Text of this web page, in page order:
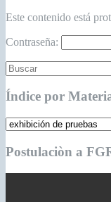
Este contenido está
Contraseña:
Índice por
Postulaciòn a